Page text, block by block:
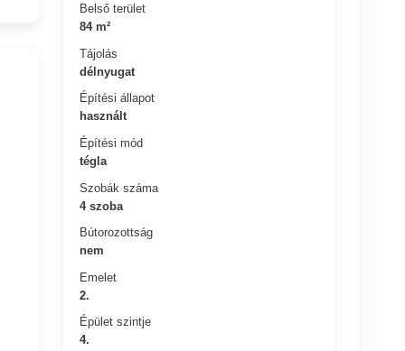
Belső terület
84 m²
Tájolás
délnyugat
Építési állapot
használt
Építési mód
tégla
Szobák száma
4 szoba
Bútorozottság
nem
Emelet
2.
Épület szintje
4.